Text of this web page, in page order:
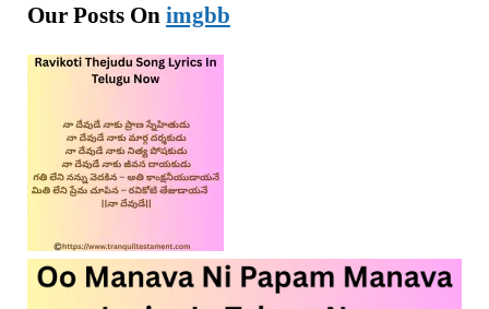
Our Posts On imgbb